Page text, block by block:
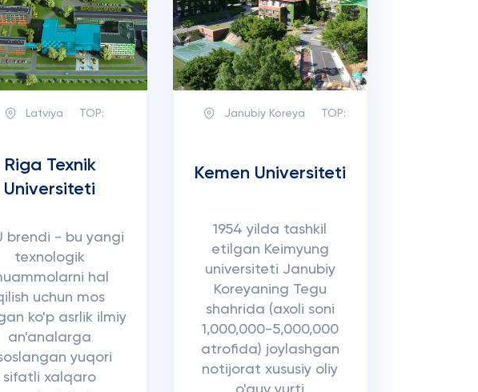
Latviya TOP:
Riga Texnik
Universiteti
brendi - bu yangi
texnologik
hal
uchun mos
ko'p asrlik ilmiy
an'analarga
yuqori
sifatli xalqaro
Janubiy Koreya TOP:
Kemen Universiteti
1954 yilda tashkil
etilgan Keimyung
universiteti Janubiy
Koreyaning Tegu
shahrida (axoli soni
1,000,000-5,000,000
atrofida) joylashgan
notijorat xususiy oliy